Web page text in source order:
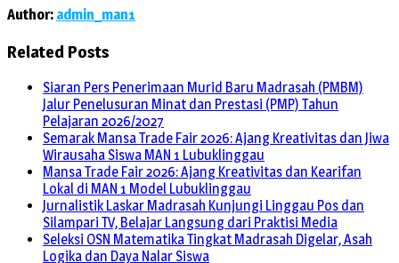
Author: admin_man1
Related Posts
Siaran Pers Penerimaan Murid Baru Madrasah (PMBM)
Jalur Penelusuran Minat dan Prestasi (PMP) Tahun
Pelajaran 2026/2027
Semarak Mansa Trade Fair 2026: Ajang Kreativitas dan Jiwa
Wirausaha Siswa MAN 1 Lubuklinggau
Mansa Trade Fair 2026: Ajang Kreativitas dan Kearifan
Lokal di MAN 1 Model Lubuklinggau
Jurnalistik Laskar Madrasah Kunjungi Linggau Pos dan
Silampari TV, Belajar Langsung dari Praktisi Media
Seleksi OSN Matematika Tingkat Madrasah Digelar, Asah
Logika dan Daya Nalar Siswa